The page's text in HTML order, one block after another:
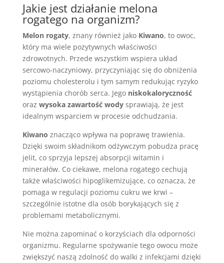
Jakie jest działanie melona
rogatego na organizm?
Melon rogaty, znany również jako Kiwano, to owoc,
który ma wiele pozytywnych właściwości
zdrowotnych. Przede wszystkim wspiera układ
sercowo-naczyniowy, przyczyniając się do obniżenia
poziomu cholesterolu i tym samym redukując ryzyko
wystąpienia chorób serca. Jego niskokaloryczność
oraz wysoka zawartość wodysprawiają, że jest
idealnym wsparciem w procesie odchudzania.
Kiwano znacząco wpływa na poprawę trawienia.
Dzięki swoim składnikom odżywczym pobudza pracę
jelit, co sprzyja lepszej absorpcji witamin i
minerałów. Co ciekawe, melona rogatego cechują
także właściwości hipoglikemizujące, co oznacza, że
pomaga w regulacji poziomu cukru we krwi –
szczególnie istotne dla osób borykających się z
problemami metabolicznymi.
Nie można zapominać o korzyściach dla odporności
organizmu. Regularne spożywanie tego owocu może
zwiększyć naszą zdolność do walki z infekcjami dzięki